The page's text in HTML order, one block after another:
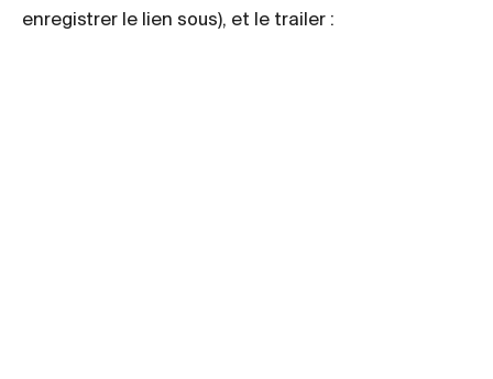
enregistrer le lien sous), et le trailer :